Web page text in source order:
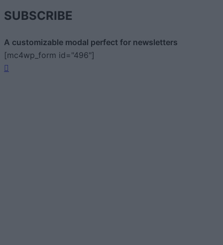
SUBSCRIBE
A customizable modal perfect for newsletters
[mc4wp_form id="496"]